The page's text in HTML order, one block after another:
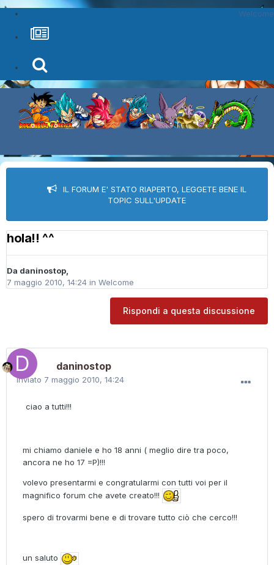
Welcome
IL FORUM E' STATO RIAPERTO, LEGGETE BENE IL
TOPIC SULL'UPDATE
hola!! ^^
Da daninostop,
7 maggio 2010, 14:24 in Welcome
Rispondi a questa discussione
daninostop
Inviato 7 maggio 2010, 14:24
ciao a tutti!!!
mi chiamo daniele e ho 18 anni ( meglio dire tra poco,
ancora ne ho 17 =P)!!!
volevo presentarmi e congratularmi con tutti voi per il
magnifico forum che avete creato!!!
spero di trovarmi bene e di trovare tutto ciò che cerco!!!
un saluto